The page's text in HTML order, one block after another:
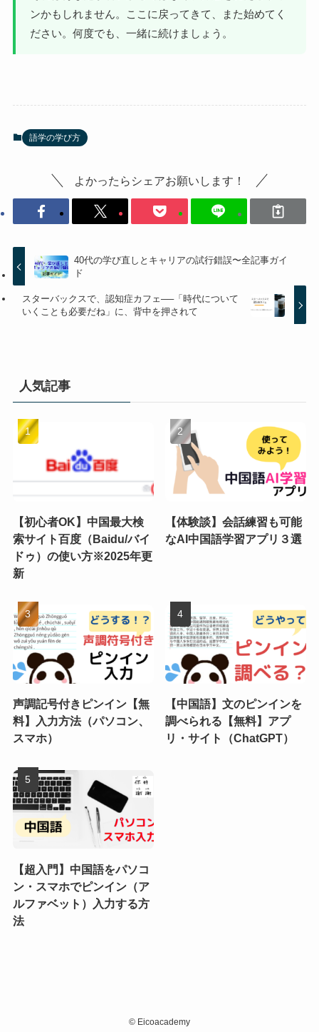
ンかもしれません。ここに戻ってきて、また始めてく
ださい。何度でも、一緒に続けましょう。
語学の学び方
よかったらシェアお願いします！
40代の学び直しとキャリアの試行錯誤〜全記事ガイ
ド
スターバックスで、認知症カフェ──「時代について
いくことも必要だね」に、背中を押されて
人気記事
【初心者OK】中国最大検
索サイト百度（Baidu/バイ
ドゥ）の使い方※2025年更
新
【体験談】会話練習も可能
なAI中国語学習アプリ３選
声調記号付きピンイン【無
料】入力方法（パソコン、
スマホ）
【中国語】文のピンインを
調べられる【無料】アプ
リ・サイト（ChatGPT）
【超入門】中国語をパソコ
ン・スマホでピンイン（ア
ルファベット）入力する方
法
© Eicoacademy